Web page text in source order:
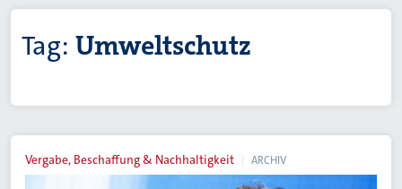
Tag: Umweltschutz
Vergabe, Beschaffung & Nachhaltigkeit ARCHIV